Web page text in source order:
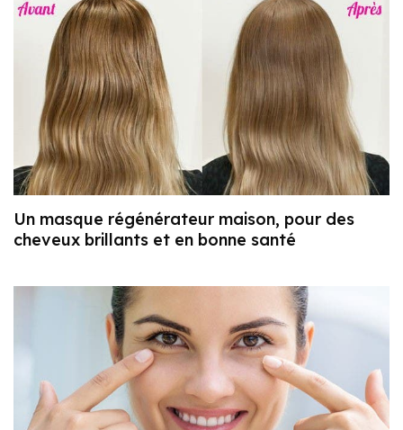
Un masque régénérateur maison, pour des
cheveux brillants et en bonne santé